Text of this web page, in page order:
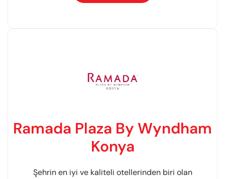
Ramada Plaza By Wyndham
Konya
Şehrin en iyi ve kaliteli otellerinden biri olan